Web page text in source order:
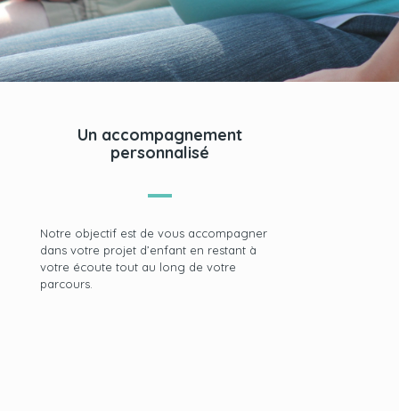
Un accompagnement
personnalisé
Notre objectif est de vous accompagner
dans votre projet d’enfant en restant à
votre écoute tout au long de votre
parcours.